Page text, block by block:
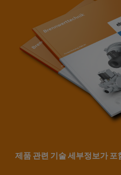
제품 관련 기술 세부정보가 포